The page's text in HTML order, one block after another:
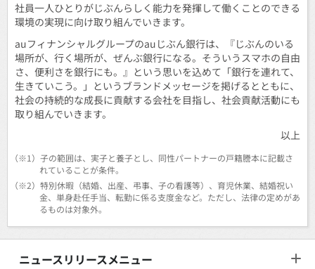
社員一人ひとりがじぶんらしく能力を発揮して働くことのできる
環境の実現に向け取り組んでいきます。
auフィナンシャルグループのauじぶん銀行は、『じぶんのいる
場所が、行く場所が、ぜんぶ銀行になる。そういうスマホの自由
さ、便利さを銀行にも。』という思いを込めて「銀行を連れて、
生きていこう。」というブランドメッセージを掲げるとともに、
社会の持続的な成長に貢献する会社を目指し、社会貢献活動にも
取り組んでいきます。
以上
（※1） 子の範囲は、実子と養子とし、同性パートナーの戸籍謄本に記載さ
れていることが条件。
（※2） 特別休暇（結婚、出産、弔事、子の看護等）、育児休業、結婚祝い
金、単身赴任手当、転勤に係る支度金など。ただし、法律の定めがあ
るものは対象外。
ニュースリリースメニュー